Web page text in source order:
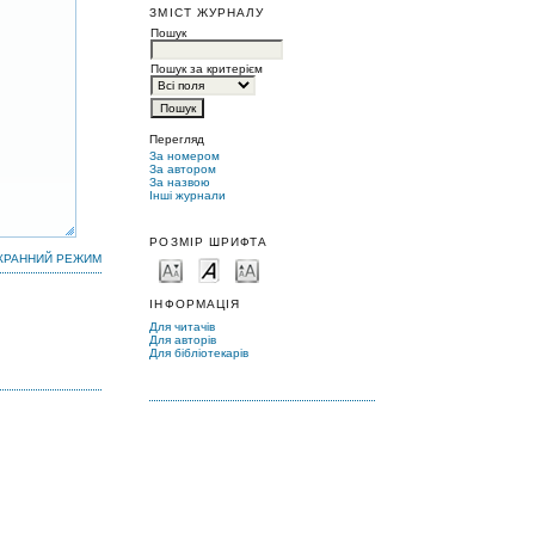
ЗМІСТ ЖУРНАЛУ
Пошук
Пошук за критерієм
Перегляд
За номером
За автором
За назвою
Інші журнали
РОЗМІР ШРИФТА
ІНФОРМАЦІЯ
Для читачів
Для авторів
Для бібліотекарів
РЕЖИМ